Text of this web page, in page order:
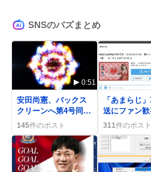
SNSのバズまとめ
0:51
安田尚憲、バックス
クリーンへ第4号同点
ツーランホームラン
で歓喜の嵐
145件のポスト
「あまらじ
送にファン歓
「もっと長く
の声が続出
311件のポスト